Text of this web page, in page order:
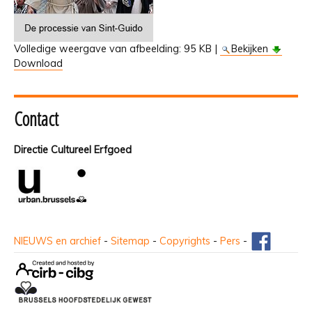
Volledige weergave van afbeelding: 95 KB |
Bekijken
Download
Contact
Directie Cultureel Erfgoed
NIEUWS en archief - Sitemap - Copyrights - Pers -